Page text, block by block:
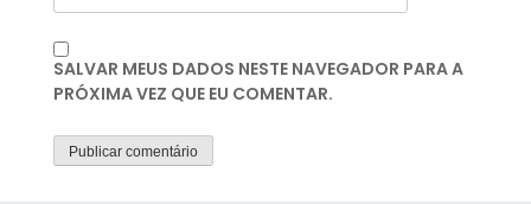
SALVAR MEUS DADOS NESTE NAVEGADOR PARA A
PRÓXIMA VEZ QUE EU COMENTAR.